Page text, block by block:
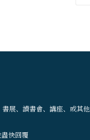
展、讀書會、講座、或其他
快回覆